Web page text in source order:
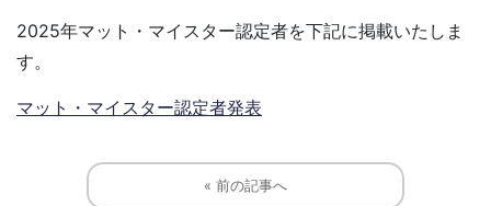
2025年マット・マイスター認定者を下記に掲載いたしま
す。
マット・マイスター認定者発表
« 前の記事へ